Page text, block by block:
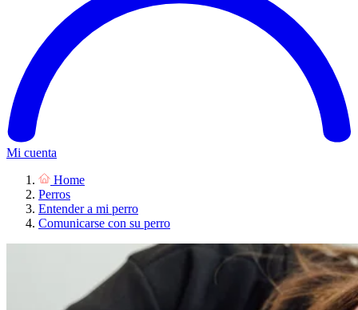
Mi cuenta
Home
Perros
Entender a mi perro
Comunicarse con su perro